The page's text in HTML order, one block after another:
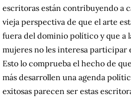
escritoras están contribuyendo a
vieja perspectiva de que el arte
fuera del dominio político y que a
mujeres no les interesa participar
Esto lo comprueba el hecho de
más desarrollen una agenda
exitosas parecen ser estas